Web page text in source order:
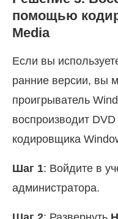
помощью
Media
Если вы
ранние версии, вы
проигрыватель
воспроизводит
кодировщика
Шаг 1: Войдите в
администратора.